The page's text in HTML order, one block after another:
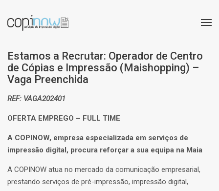
Estamos a Recrutar: Operador de Centro
de Cópias e Impressão (Maishopping) –
Vaga Preenchida
REF: VAGA202401
OFERTA EMPREGO – FULL TIME
A COPINOW, empresa especializada em serviços de
impressão digital, procura reforçar a sua equipa na Maia
A COPINOW atua no mercado da comunicação empresarial,
prestando serviços de pré-impressão, impressão digital,